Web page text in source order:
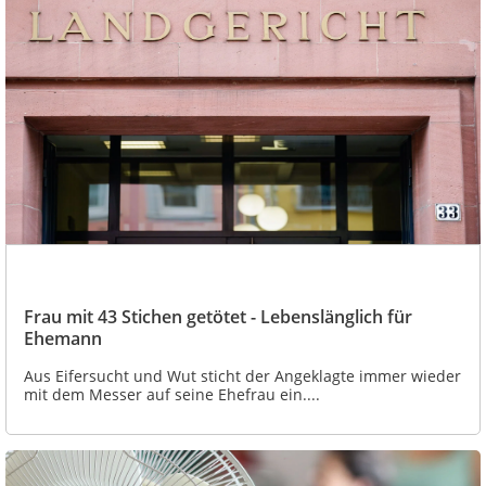
Frau mit 43 Stichen getötet - Lebenslänglich für
Ehemann
Aus Eifersucht und Wut sticht der Angeklagte immer wieder
mit dem Messer auf seine Ehefrau ein....